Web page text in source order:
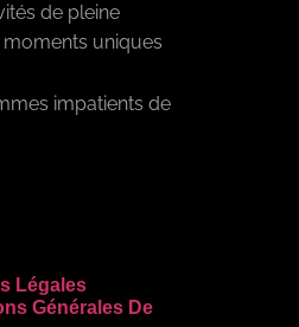
de pleine
uniques
impatients de
Légales
Générales De